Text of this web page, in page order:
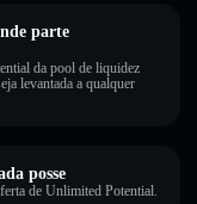
parte
da pool de liquidez
levantada a qualquer
posse
de Unlimited Potential.